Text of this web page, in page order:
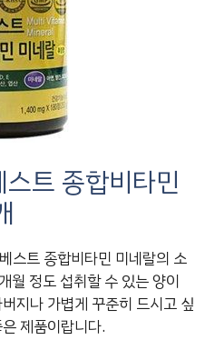
트 종합비타민
스트 종합비타민 미네랄의 소
월 정도 섭취할 수 있는 양이
지나 가볍게 꾸준히 드시고 싶
제품이랍니다.